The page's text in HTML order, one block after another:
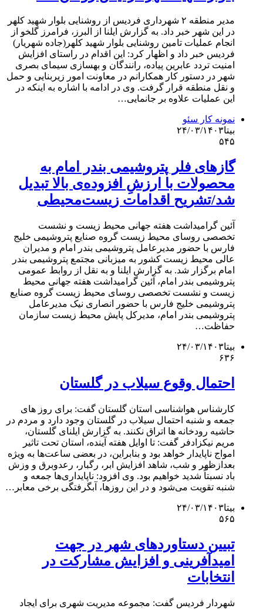
مدیر منطقه ۲ شهرداری فردیس از روشنایی بلوار شهید کلهر
در این شهر خبر داد. به گزارش ایلنا از البرز، فرامرز گلخو از
انجام عملیات تامین روشنایی بلوار شهید کلهر(جاده شهریار)
فردیس خبر داد و اظهار کرد: این اقدام در راستای افزایش
امنیت تردد عابرین پیاده، رانندگان و بهسازی سیمای بصری
شهر در دستور کار همکارانم در معاونت امور زیربنایی و حمل
و نقل منطقه قرار گرفت. وی در ادامه با اشاره به اینکه در
این عملیات علاوه بر جانمایی…
نمونه کار سئو
بیتا۲۴/۰۳/۱۴۰۳
۵۴۵
گازهای فلر پتروشیمی بندر امام به
محصولات با ارزشِ افزوده‌ی بالا تبدیل
شد/تشریح اقدامات زیست‌محیطی
آئین گرامیداشت هفته جهانی محیط زیست و نشست
تخصصی روسای محیط زیست گروه صنایع پتروشیمی خلیج
فارس با حضور مدیرعامل پتروشیمی بندر امام و مدیران
عالی محیط زیست کشور به میزبانی مجتمع پتروشیمی بندر
امام برگزار شد. به گزارش ایلنا و به نقل از روابط عمومی
پتروشیمی بندر امام، آئین گرامیداشت هفته جهانی محیط
زیست و نشست تخصصی روسای محیط زیست گروه صنایع
پتروشیمی خلیج فارس با حضور انصاری نیک مدیرعامل
پتروشیمی بندر امام، مدیرکل پایش محیط زیست سازمان
حفاظت…
بیتا۲۴/۰۳/۱۴۰۳
۶۳۶
احتمال وقوع سیلاب در گلستان
کارشناس هواشناسی استان گلستان گفت: برای روز های
جمعه و شنبه احتمال سیلاب در گلستان وجود دارد و مردم در
حاشیه رودخانه ها اتراق نکنند. به گزارش ایلنای گلستان،
مریم نیکزادفر گفت: تا اوایل هفته آینده، استان تحت تاثیر
امواج ناپایدار خواهد بود و بنابراین، در بعضی ساعت‌ها به ویژه
بعدازظهر و شب، شاهد افزایش ابر، رگبار، رعدوبرق و وزش
باد نسبتاً شدید خواهیم بود. وی افزود: ناپایداری‌ها جمعه و
شنبه تقویت می‌شود و در این روزها، آبگرفتگی برخی معابر…
بیتا۲۴/۰۳/۱۴۰۳
۵۶۵
تبیین دستاوردهای شهر در جهت
امیدآفرینی و افزایش مشارکت در
انتخابات
شهردار فردیس گفت: مجموعه مدیریت شهری برای ایجاد